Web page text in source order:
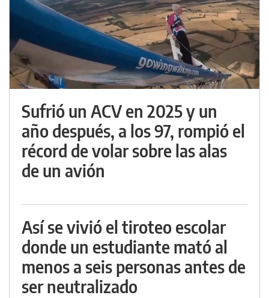
Sufrió un ACV en 2025 y un
año después, a los 97, rompió el
récord de volar sobre las alas
de un avión
Así se vivió el tiroteo escolar
donde un estudiante mató al
menos a seis personas antes de
ser neutralizado